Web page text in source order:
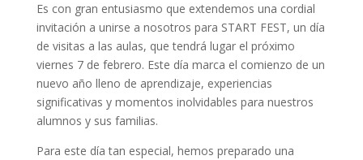
Es con gran entusiasmo que extendemos una cordial
invitación a unirse a nosotros para START FEST, un día
de visitas a las aulas, que tendrá lugar el próximo
viernes 7 de febrero. Este día marca el comienzo de un
nuevo año lleno de aprendizaje, experiencias
significativas y momentos inolvidables para nuestros
alumnos y sus familias.
Para este día tan especial, hemos preparado una